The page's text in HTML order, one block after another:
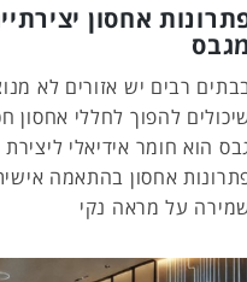
אחסון
רבים יש אזורים לא
להפוך לחללי אחסון
הוא חומר אידיאלי ליצירת
אחסון בהתאמה
על מראה נקי